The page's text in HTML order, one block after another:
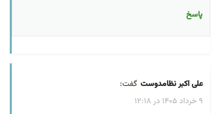
پاسخ
علی اکبر نظامدوست گفت:
9 خرداد 1405 در 12:18